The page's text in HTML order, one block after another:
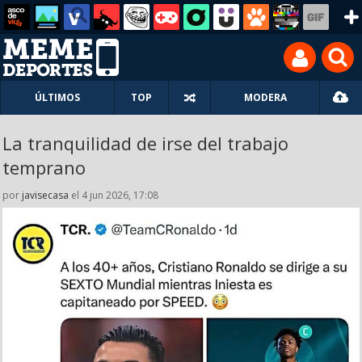
ÚLTIMOS TOP MODERA
La tranquilidad de irse del trabajo
temprano
por javisecasa el 4 jun 2026, 17:08